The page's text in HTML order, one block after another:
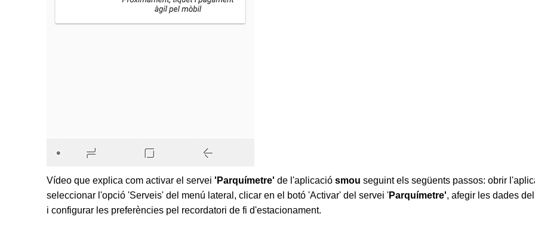
Vídeo que explica com activar el servei 'Parquímetre' de l'aplicació smou seguint els següents passos: obrir
seleccionar l'opció 'Serveis' del menú lateral, clicar en el botó 'Activar' del servei 'Parquímetre', afegir les dades
i configurar les preferències pel recordatori de fi d'estacionament.